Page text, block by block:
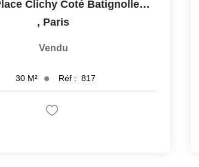
Secteur Place Clichy Coté Batignolles 75017
, Paris
Vendu
30 M² Réf : 817